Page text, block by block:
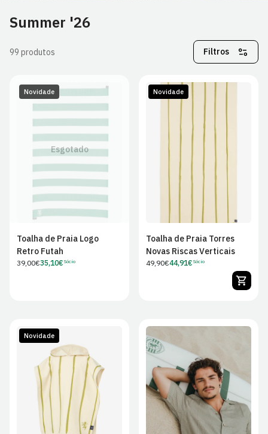
Summer '26
99 produtos Filtros
Novidade
Esgotado
Toalha de Praia Logo
Retro Futah
Preço
39,00€Preço
35,10€ Sócio
Novidade
Toalha de Praia Torres
Novas Riscas Verticais
Preço
49,90€Preço
44,91€ Sócio
Novidade
XS S M L
2XL 3XL